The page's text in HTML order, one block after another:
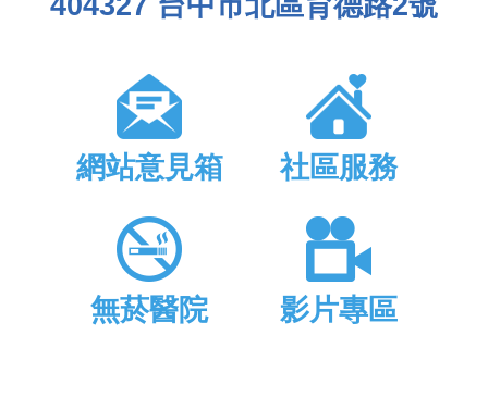
網站意見箱 社區服務
無菸醫院 影片專區